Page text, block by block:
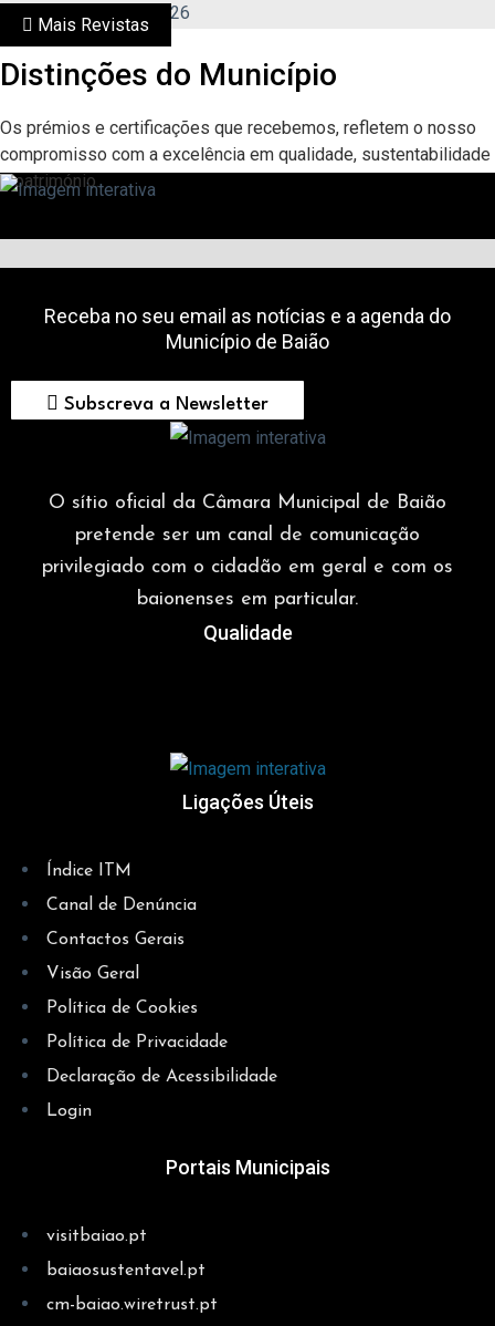
Agenda nº 1 – 2026
Mais Revistas
Distinções do Município
Os prémios e certificações que recebemos, refletem o nosso
compromisso com a excelência em qualidade, sustentabilidade
e património.
Receba no seu email as notícias e a agenda do
Município de Baião
Subscreva a Newsletter
O sítio oficial da Câmara Municipal de Baião
pretende ser um canal de comunicação
privilegiado com o cidadão em geral e com os
baionenses em particular.
Qualidade
Ligações Úteis
Índice ITM
Canal de Denúncia
Contactos Gerais
Visão Geral
Política de Cookies
Política de Privacidade
Declaração de Acessibilidade
Login
Portais Municipais
visitbaiao.pt
baiaosustentavel.pt
cm-baiao.wiretrust.pt